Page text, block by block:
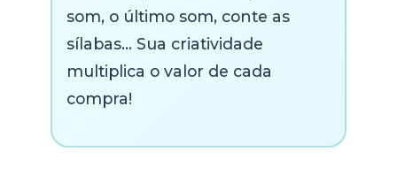
som, o último som, conte as
sílabas... Sua criatividade
multiplica o valor de cada
compra!